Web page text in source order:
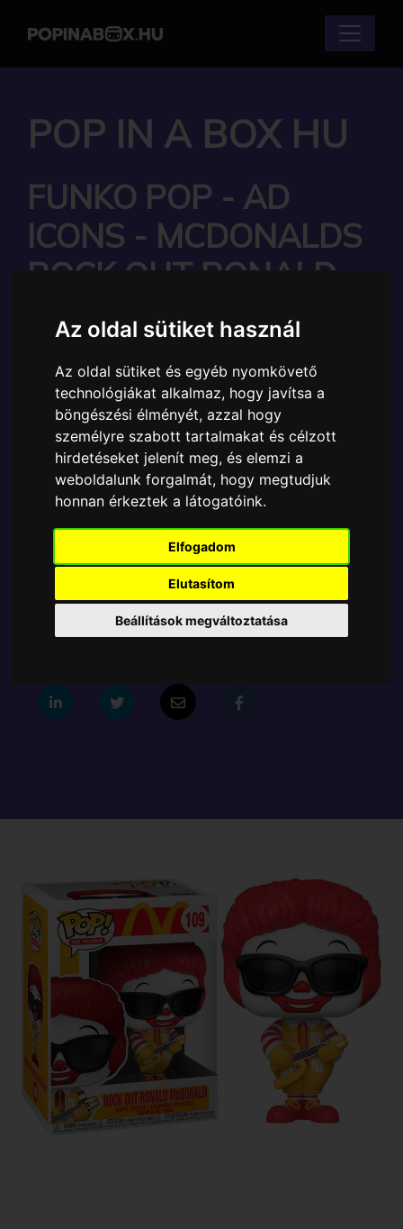
Az oldal sütiket használ
Az oldal sütiket és egyéb nyomkövető
technológiákat alkalmaz, hogy javítsa a
böngészési élményét, azzal hogy
személyre szabott tartalmakat és célzott
hirdetéseket jelenít meg, és elemzi a
weboldalunk forgalmát, hogy megtudjuk
honnan érkeztek a látogatóink.
Elfogadom
Elutasítom
Beállítások megváltoztatása
POP IN A BOX HU
FUNKO POP - AD
ICONS - MCDONALDS
ROCK OUT RONALD
FIGURA
Cikkszám:889698529914
Elérhetőség:Készlethiány
Ára:6410 Ft
A Funko POP - Ad Icons egyik népszerű terméke a
Funko POP - Ad Icons - McDonalds Rock Out Ronald
figura, amely ablakos csomagolásban azaz - POP In
A termék sajnos nem elérhető, nézd meg
MÁSOK MIT VESZNEK